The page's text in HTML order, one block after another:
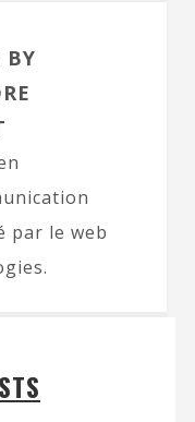
BY
par le web